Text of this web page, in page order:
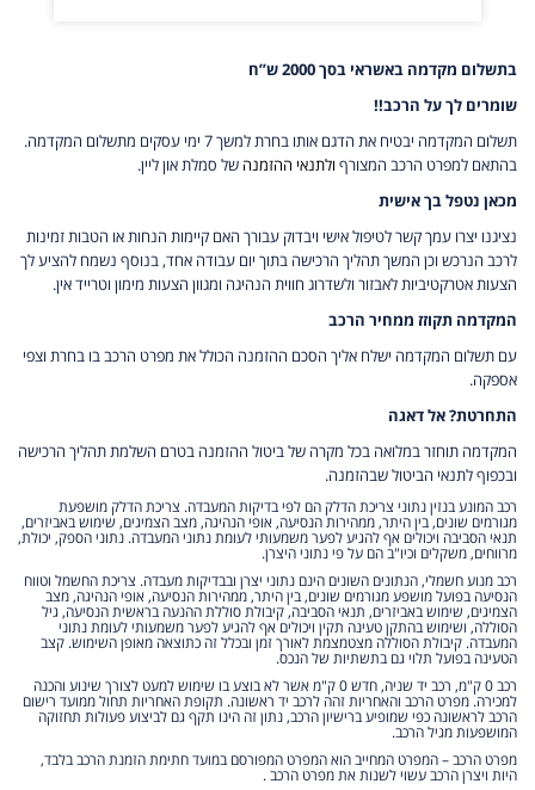
בתשלום מקדמה באשראי בסך 2000 ש”ח
שומרים לך על הרכב!!
תשלום המקדמה יבטיח את הדגם אותו בחרת למשך 7 ימי עסקים מתשלום המקדמה.
בהתאם למפרט הרכב המצורף ולתנאי ההזמנה של סמלת און ליין.
מכאן נטפל בך אישית
נציגנו יצרו עמך קשר לטיפול אישי ויבדוק עבורך האם קיימות הנחות או הטבות זמינות
לרכב הנרכש וכן המשך תהליך הרכישה בתוך יום עבודה אחד, בנוסף נשמח להציע לך
הצעות אטרקטיביות לאבזור ולשדרוג חווית הנהיגה ומגוון הצעות מימון וטרייד אין.
המקדמה תקוזז ממחיר הרכב
עם תשלום המקדמה ישלח אליך הסכם ההזמנה הכולל את מפרט הרכב בו בחרת וצפי
אספקה.
התחרטת? אל דאגה
המקדמה תוחזר במלואה בכל מקרה של ביטול ההזמנה בטרם השלמת תהליך הרכישה
ובכפוף לתנאי הביטול שבהזמנה.
רכב המונע בנזין נתוני צריכת הדלק הם לפי בדיקות המעבדה. צריכת הדלק מושפעת
מגורמים שונים, בין היתר, ממהירות הנסיעה, אופי הנהיגה, מצב הצמיגים, שימוש באביזרים,
תנאי הסביבה ויכולים אף להגיע לפער משמעותי לעומת נתוני המעבדה. נתוני הספק, יכולת,
מרווחים, משקלים וכיו"ב הם על פי נתוני היצרן.
רכב מנוע חשמלי, הנתונים השונים הינם נתוני יצרן ובבדיקות מעבדה. צריכת החשמל וטווח
הנסיעה בפועל מושפע מגורמים שונים, בין היתר, ממהירות הנסיעה, אופי הנהיגה, מצב
הצמיגים, שימוש באביזרים, תנאי הסביבה, קיבולת סוללת ההנעה בראשית הנסיעה, גיל
הסוללה, ושימוש בהתקן טעינה תקין ויכולים אף להגיע לפער משמעותי לעומת נתוני
המעבדה. קיבולת הסוללה מצטמצמת לאורך זמן ובכלל זה כתוצאה מאופן השימוש. קצב
הטעינה בפועל תלוי גם בתשתיות של הנכס.
רכב 0 ק"מ, רכב יד שניה, חדש 0 ק"מ אשר לא בוצע בו שימוש למעט לצורך שינוע והכנה
למכירה. מפרט הרכב והאחריות זהה לרכב יד ראשונה. תקופת האחריות תחול ממועד רישום
הרכב לראשונה כפי שמופיע ברישיון הרכב, נתון זה הינו תקף גם לביצוע פעולות תחזוקה
המושפעות מגיל הרכב.
מפרט הרכב – המפרט המחייב הוא המפרט המפורסם במועד חתימת הזמנת הרכב בלבד,
היות ויצרן הרכב עשוי לשנות את מפרט הרכב .